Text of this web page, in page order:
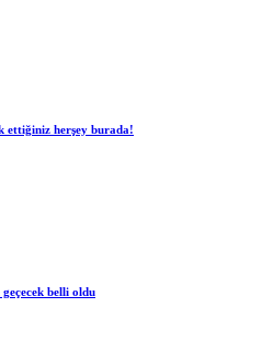
ettiğiniz herşey burada!
belli oldu